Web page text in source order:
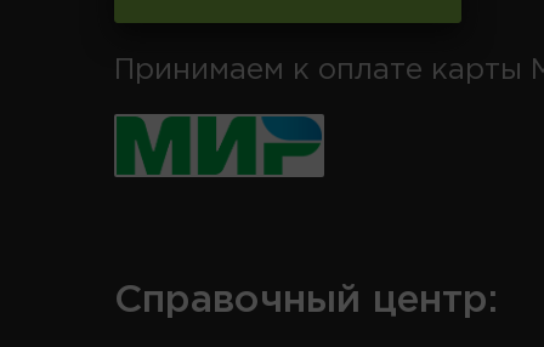
Принимаем к оплате карты
Справочный центр: